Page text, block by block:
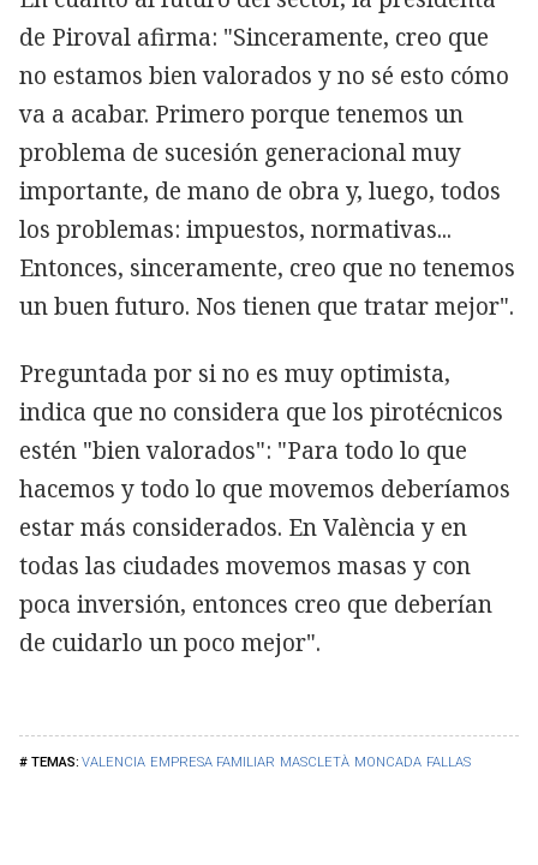
VALENCIA EMPRESA FAMILIAR MASCLETÀ MONCADA FALLAS
de Piroval afirma: "Sinceramente, creo que
no estamos bien valorados y no sé esto cómo
va a acabar. Primero porque tenemos un
problema de sucesión generacional muy
importante, de mano de obra y, luego, todos
los problemas: impuestos, normativas...
Entonces, sinceramente, creo que no tenemos
un buen futuro. Nos tienen que tratar mejor".
Preguntada por si no es muy optimista,
indica que no considera que los pirotécnicos
estén "bien valorados": "Para todo lo que
hacemos y todo lo que movemos deberíamos
estar más considerados. En València y en
todas las ciudades movemos masas y con
poca inversión, entonces creo que deberían
de cuidarlo un poco mejor".